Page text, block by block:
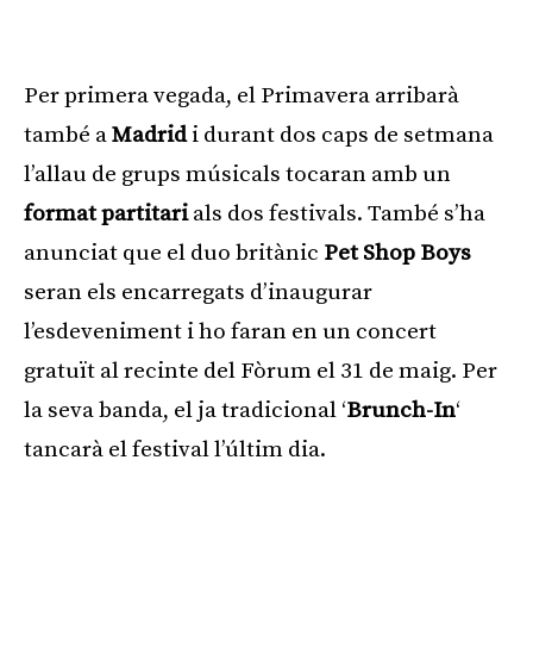
Per primera vegada, el Primavera arribarà
també aMadridi durant dos caps de setmana
l’allau de grups músicals tocaran amb un
format partitarials dos festivals. També s’ha
anunciat que el duo britànic Pet Shop Boys
seran els encarregats d’inaugurar
l’esdeveniment i ho faran en un concert
gratuït al recinte del Fòrum el 31 de maig. Per
la seva banda, el ja tradicional ‘Brunch-In‘
tancarà el festival l’últim dia.